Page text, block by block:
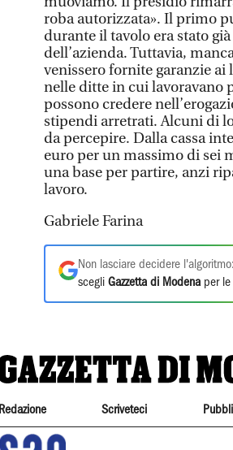
roba autorizzata». Il primo
durante il tavolo era stato
dell’azienda. Tuttavia,
venissero fornite garanzie ai
nelle ditte in cui lavoravano
possono credere
stipendi arretrati. Alcuni di
da percepire. Dalla cassa
euro per un massimo di sei
una base per partire, anzi
lavoro.
Gabriele Farina
Non lasciare decidere l'algoritmo:
scegli Gazzetta di Modena per le
Redazione Scriveteci